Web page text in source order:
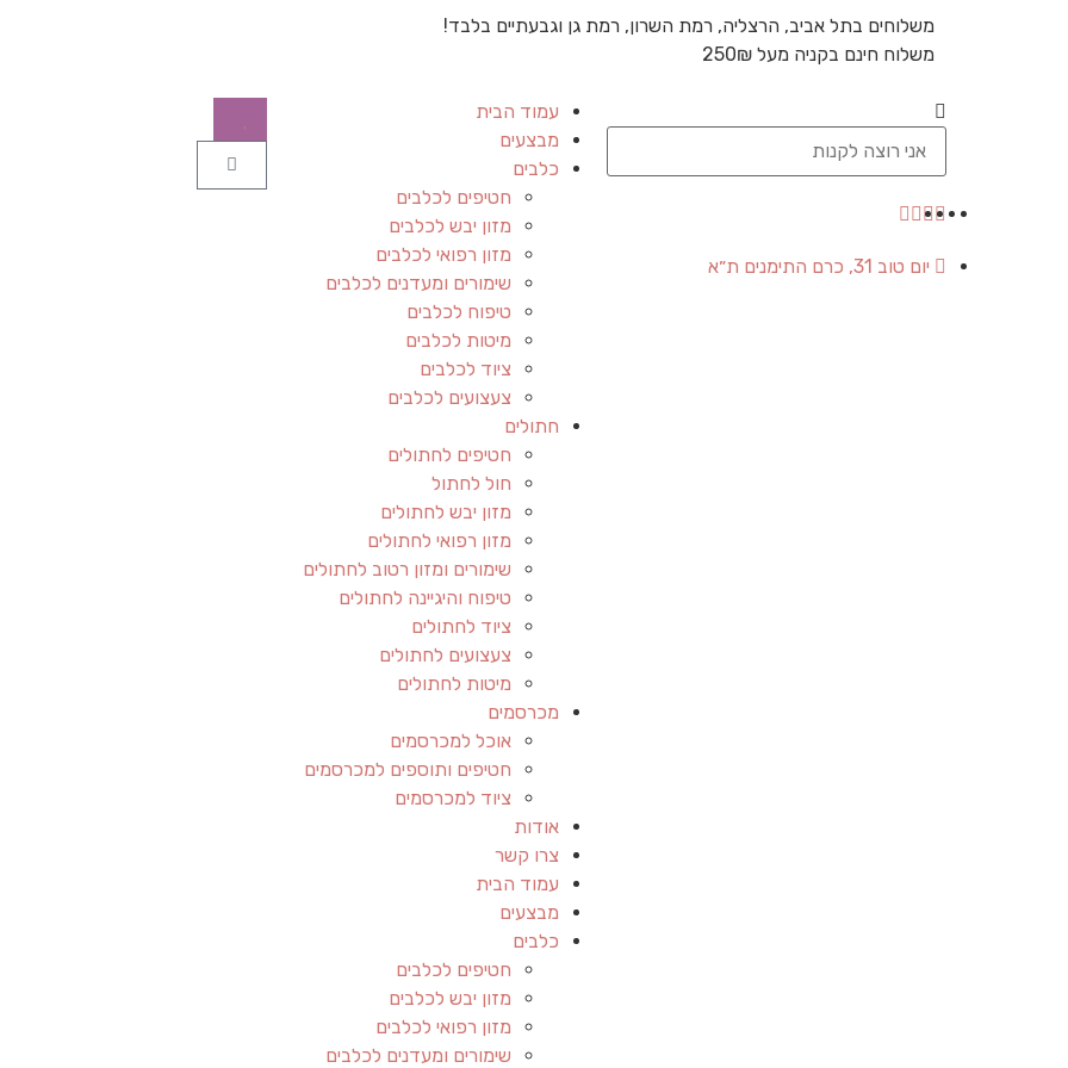
משלוחים בתל אביב, הרצליה, רמת השרון, רמת גן וגבעתיים בלבד!
משלוח חינם בקניה מעל 250₪
יום טוב 31, כרם התימנים ת״א
עמוד הבית
מבצעים
כלבים
חטיפים לכלבים
מזון יבש לכלבים
מזון רפואי לכלבים
שימורים ומעדנים לכלבים
טיפוח לכלבים
מיטות לכלבים
ציוד לכלבים
צעצועים לכלבים
חתולים
חטיפים לחתולים
חול לחתול
מזון יבש לחתולים
מזון רפואי לחתולים
שימורים ומזון רטוב לחתולים
טיפוח והיגיינה לחתולים
ציוד לחתולים
צעצועים לחתולים
מיטות לחתולים
מכרסמים
אוכל למכרסמים
חטיפים ותוספים למכרסמים
ציוד למכרסמים
אודות
צרו קשר
עמוד הבית
מבצעים
כלבים
חטיפים לכלבים
מזון יבש לכלבים
מזון רפואי לכלבים
שימורים ומעדנים לכלבים